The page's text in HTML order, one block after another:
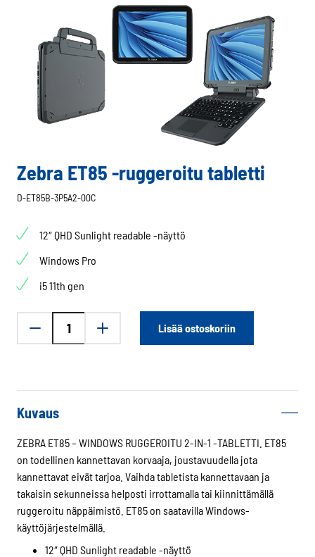
Zebra ET85 -ruggeroitu tabletti
D-ET85B-3P5A2-00C
12″ QHD Sunlight readable -näyttö
Windows Pro
i5 11th gen
Lisää ostoskoriin
Kuvaus
ZEBRA ET85 – WINDOWS RUGGEROITU 2-IN-1 -TABLETTI. ET85
on todellinen kannettavan korvaaja, joustavuudella jota
kannettavat eivät tarjoa. Vaihda tabletista kannettavaan ja
takaisin sekunneissa helposti irrottamalla tai kiinnittämällä
ruggeroitu näppäimistö. ET85 on saatavilla Windows-
käyttöjärjestelmällä.
12″ QHD Sunlight readable -näyttö